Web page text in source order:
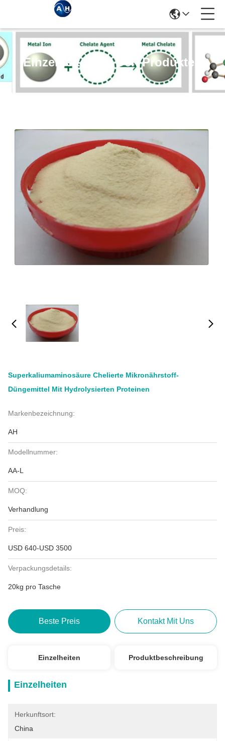
Einzelheiten Zu Den Produkten
Superkaliumaminosäure Chelierte Mikronährstoff-
Düngemittel Mit Hydrolysierten Proteinen
Markenbezeichnung:
AH
Modellnummer:
AA-L
MOQ:
Verhandlung
Preis:
USD 640-USD 3500
Verpackungsdetails:
20kg pro Tasche
Beste Preis Kontakt Mit Uns
Einzelheiten Produktbeschreibung
Einzelheiten
Herkunftsort:
China